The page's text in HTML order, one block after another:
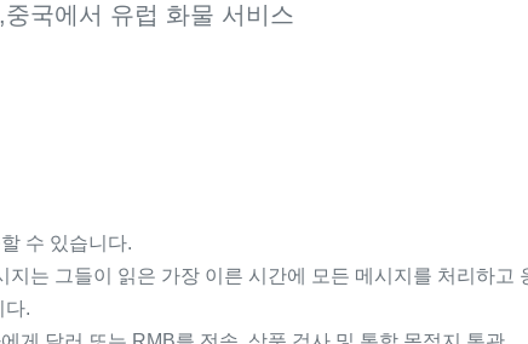
국에서 유럽 화물 서비스
수 있습니다.
는 그들이 읽은 가장 이른 시간에 모든 메시지를 처리하고
다.